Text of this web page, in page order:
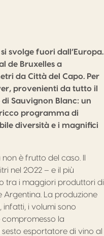
svolge fuori dall’Europa.
de Bruxelles a
da Città del Capo. Per
provenienti da tutto il
Sauvignon Blanc: un
programma di
diversità e i magnifici
è frutto del caso. Il
nel 2022 – e il più
tra i maggiori produttori di
Argentina. La produzione
infatti, i volumi sono
compromesso la
esportatore di vino al